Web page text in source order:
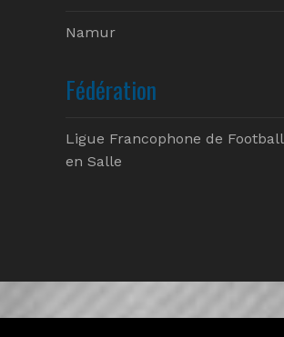
Namur
Fédération
Ligue Francophone de Football
en Salle